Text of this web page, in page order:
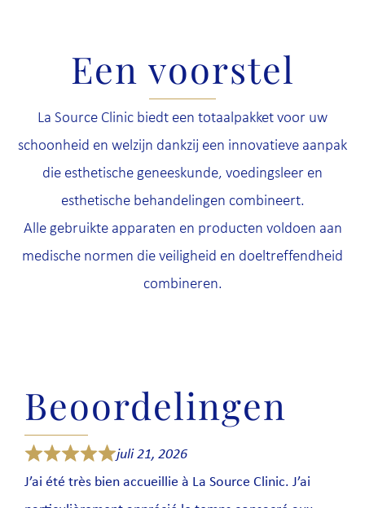
Een voorstel
La Source Clinic biedt een totaalpakket voor uw
schoonheid en welzijn dankzij een innovatieve aanpak
die esthetische geneeskunde, voedingsleer en
esthetische behandelingen combineert.
Alle gebruikte apparaten en producten voldoen aan
medische normen die veiligheid en doeltreffendheid
combineren.
Beoordelingen
juli 21, 2026
J’ai été très bien accueillie à La Source Clinic. J’ai